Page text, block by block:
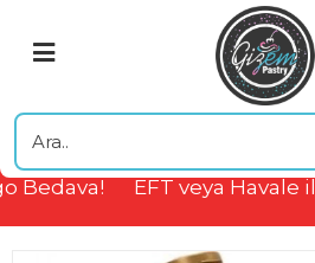
Bedava! EFT veya Havale